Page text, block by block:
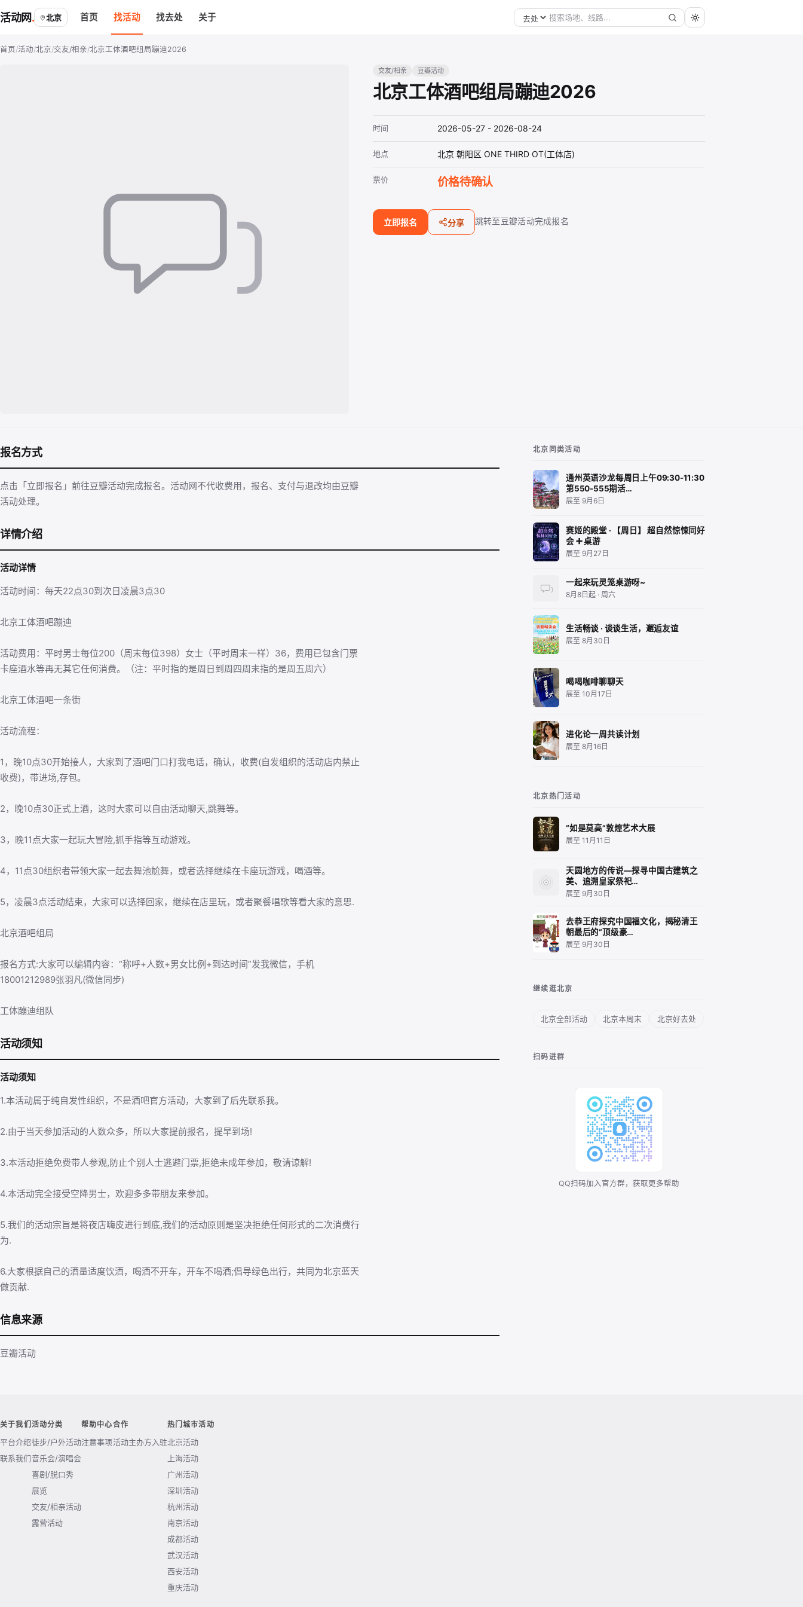
活动网 北京 首页 找活动 找去处 关于
首页/活动/北京/交友/相亲/北京工体酒吧组局蹦迪2026
交友/相亲 豆瓣活动
北京工体酒吧组局蹦迪2026
时间 2026-05-27 - 2026-08-24
地点 北京 朝阳区 ONE THIRD OT(工体店)
票价 价格待确认
立即报名 分享 跳转至豆瓣活动完成报名
报名方式
点击「立即报名」前往豆瓣活动完成报名。活动网不代收费用，报名、支付与退改均由豆瓣
活动处理。
详情介绍
活动详情
活动时间：每天22点30到次日凌晨3点30
北京工体酒吧蹦迪
活动费用：平时男士每位200（周末每位398）女士（平时周末一样）36，费用已包含门票
卡座酒水等再无其它任何消费。（注：平时指的是周日到周四周末指的是周五周六）
北京工体酒吧一条街
活动流程：
1，晚10点30开始接人，大家到了酒吧门口打我电话，确认，收费(自发组织的活动店内禁止
收费)，带进场,存包。
2，晚10点30正式上酒，这时大家可以自由活动聊天,跳舞等。
3，晚11点大家一起玩大冒险,抓手指等互动游戏。
4，11点30组织者带领大家一起去舞池尬舞，或者选择继续在卡座玩游戏，喝酒等。
5，凌晨3点活动结束，大家可以选择回家，继续在店里玩，或者聚餐唱歌等看大家的意思.
北京酒吧组局
报名方式:大家可以编辑内容：“称呼+人数+男女比例+到达时间”发我微信，手机
18001212989张羽凡(微信同步)
工体蹦迪组队
活动须知
活动须知
1.本活动属于纯自发性组织，不是酒吧官方活动，大家到了后先联系我。
2.由于当天参加活动的人数众多，所以大家提前报名，提早到场!
3.本活动拒绝免费带人参观,防止个别人士逃避门票,拒绝未成年参加，敬请谅解!
4.本活动完全接受空降男士，欢迎多多带朋友来参加。
5.我们的活动宗旨是将夜店嗨皮进行到底,我们的活动原则是坚决拒绝任何形式的二次消费行
为.
6.大家根据自己的酒量适度饮酒，喝酒不开车，开车不喝酒;倡导绿色出行，共同为北京蓝天
做贡献.
信息来源
豆瓣活动
北京同类活动
通州英语沙龙每周日上午09:30-11:30
第550-555期活…
展至 9月6日
赛姬的殿堂 · 【周日】 超自然惊悚同好
会 ➕ 桌游
展至 9月27日
一起来玩灵笼桌游呀~
8月8日起 · 周六
生活畅谈 · 谈谈生活，邂逅友谊
展至 8月30日
喝喝咖啡聊聊天
展至 10月17日
进化论一周共读计划
展至 8月16日
北京热门活动
“如是莫高”敦煌艺术大展
展至 11月11日
天圆地方的传说—探寻中国古建筑之
美、追溯皇家祭祀…
展至 9月30日
去恭王府探究中国福文化，揭秘清王
朝最后的“顶级豪…
展至 9月30日
继续逛北京
北京全部活动 北京本周末 北京好去处
扫码进群
QQ扫码加入官方群，获取更多帮助
关于我们
平台介绍
联系我们
活动分类
徒步/户外活动
音乐会/演唱会
喜剧/脱口秀
展览
交友/相亲活动
露营活动
帮助中心
注意事项
合作
活动主办方入驻
热门城市活动
北京活动
上海活动
广州活动
深圳活动
杭州活动
南京活动
成都活动
武汉活动
西安活动
重庆活动